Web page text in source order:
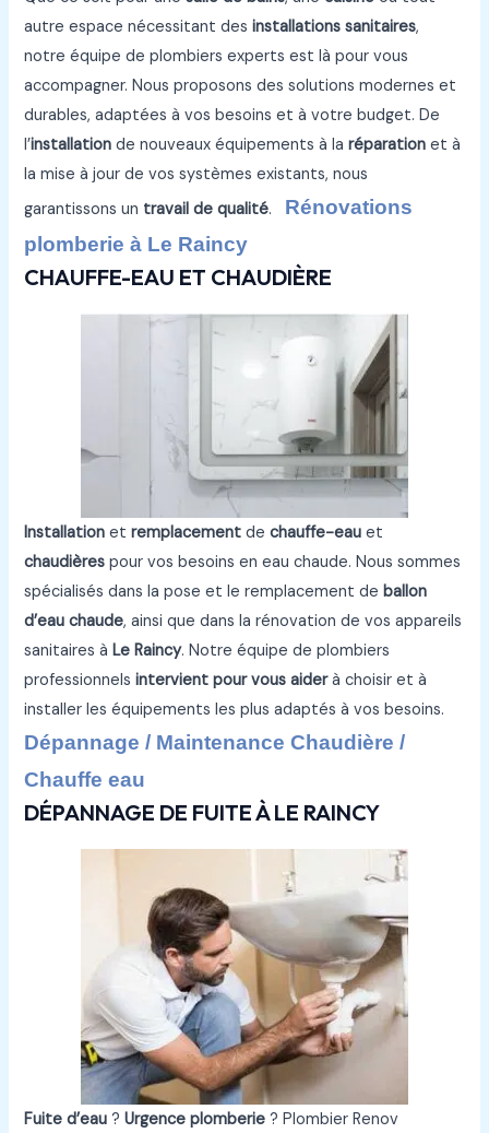
autre espace nécessitant desinstallations sanitaires,
notre équipe de plombiers experts est là pour vous
accompagner. Nous proposons des solutions modernes et
durables, adaptées à vos besoins et à votre budget. De
l’installation de nouveaux équipements à laréparation et à
la mise à jour de vos systèmes existants, nous
garantissons un travail de qualité. Rénovations
plomberie à Le Raincy
CHAUFFE-EAU ET CHAUDIÈRE
Installation etremplacement dechauffe-eau et
chaudières pour vos besoins en eau chaude. Nous sommes
spécialisés dans la pose et le remplacement deballon
d’eau chaude, ainsi que dans la rénovation de vos appareils
sanitaires àLe Raincy. Notre équipe de plombiers
professionnelsintervient pour vous aiderà choisir et à
installer les équipements les plus adaptés à vos besoins.
Dépannage / Maintenance Chaudière /
Chauffe eau
DÉPANNAGE DE FUITE À LE RAINCY
Fuite d’eau ?Urgence plomberie ? Plombier Renov